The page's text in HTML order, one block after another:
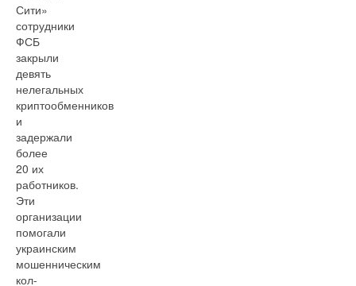
Сити»
сотрудники
ФСБ
закрыли
девять
нелегальных
криптообменников
и
задержали
более
20 их
работников.
Эти
организации
помогали
украинским
мошенническим
кол-